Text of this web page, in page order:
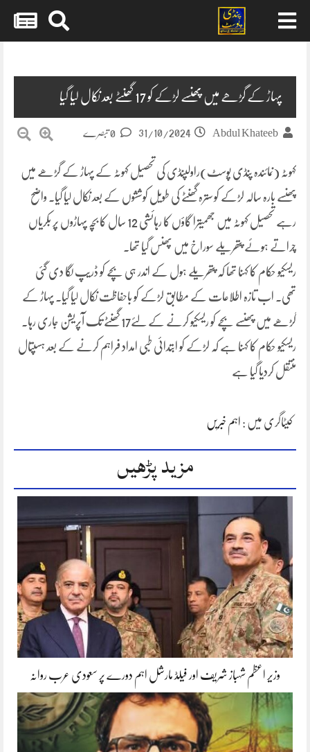
پہاڑ کے گڑھے میں پھنسے لڑکے کو 17 گھنٹے بعد نکال لیا گیا
Abdul Khateeb
31/10/2024
کہوٹہ (نمائندہ پنڈی پوسٹ)راولپنڈی کی تحصیل کہوٹہ کے پہاڑ کے گڑھے میں
پھنسے بارہ سالہ لڑکے کو سترہ گھنٹے کی طویل کوششوں کے بعد نکال لیا گیا۔ واضح
رہے تحصیل کہوٹہ میں جھمیترا گاؤں کا رہائشی 12 سال کا بچہ پہاڑوں پر بکریاں
چراتے ہوئے پتھریلے سوراخ میں پھنس گیا تھا۔
ریسکیو حکام کا کہنا تھا کہ پتھریلے ہول کے اندر ہی بچے کو ڈریپ لگا دی گئی
تھی۔ اب تازہ اطلاعات کے مطابق لڑکے کو باحفاظت نکال لیا گیا۔ پہاڑ کے
گڑھے میں پھنسے بچے کو ریسکیو کرنے کے لئے17 گھنٹے تک آپریشن جاری رہا۔
ریسکیو حکام کا کہنا ہے کہ لڑکے کو ابتدائی طبی امداد فراہم کرنے کے بعد ہسپتال
منتقل کردیا گیا ہے
کیٹاگری میں : اہم خبریں
مزید پڑھیں
وزیر اعظم شہباز شریف اور فیلڈ مارشل اہم دورے پر سعودی عرب روانہ